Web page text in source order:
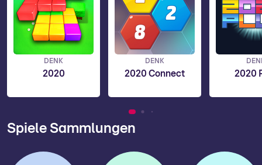
DENK
2020
DENK
2020 Connect 2020
Spiele Sammlungen